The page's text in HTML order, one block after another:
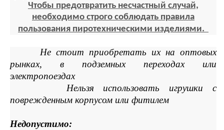
Чтобы предотвратить несчастный случай,
необходимо строго соблюдать правила
пользования пиротехническими изделиями.
Не стоит приобретать их на оптовых
рынках, в подземных переходах или
электропоездах
Нельзя использовать игрушки с
поврежденным корпусом или фитилем
Недопустимо: